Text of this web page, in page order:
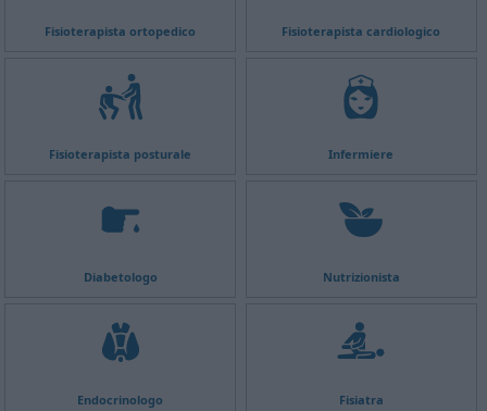
Fisioterapista ortopedico Fisioterapista cardiologico
Fisioterapista posturale Infermiere
Diabetologo Nutrizionista
Endocrinologo Fisiatra